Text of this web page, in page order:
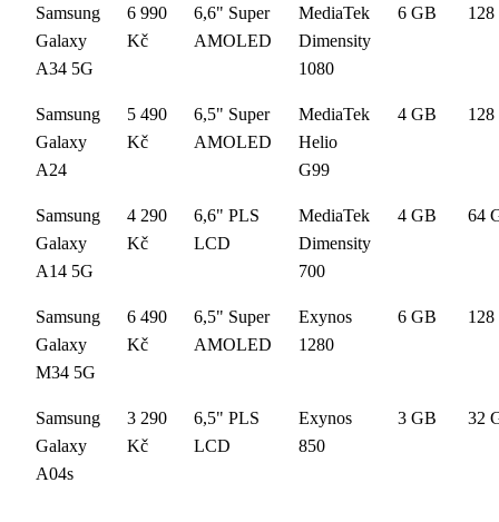
Samsung
Galaxy
A34 5G
6 990
Kč
6,6" Super
AMOLED
MediaTek
Dimensity
1080
6 GB
Samsung
Galaxy
A24
5 490
Kč
6,5" Super
AMOLED
MediaTek
Helio
G99
4 GB
Samsung
Galaxy
A14 5G
4 290
Kč
6,6" PLS
LCD
MediaTek
Dimensity
700
4 GB 64
Samsung
Galaxy
M34 5G
6 490
Kč
6,5" Super
AMOLED
Exynos
1280
6 GB
Samsung
Galaxy
A04s
3 290
Kč
6,5" PLS
LCD
Exynos
850
3 GB 32